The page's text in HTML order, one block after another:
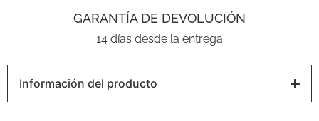
GARANTÍA DE DEVOLUCIÓN
14 días desde la entrega
Información del producto